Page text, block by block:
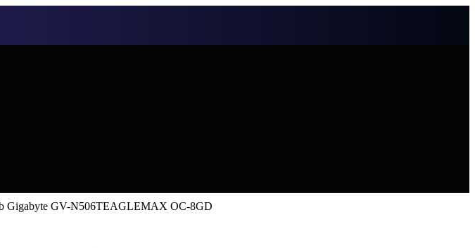
Gigabyte GV-N506TEAGLEMAX OC-8GD